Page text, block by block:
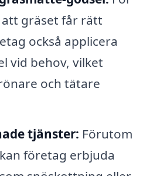
gräset får rätt
också applicera
vid behov, vilket
och tätare
tjänster: Förutom
företag erbjuda